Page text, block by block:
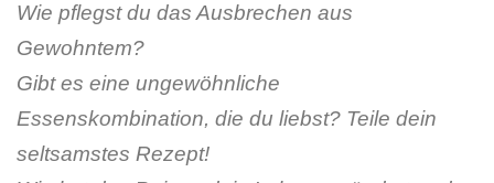
Wie pflegst du das Ausbrechen aus
Gewohntem?
Gibt es eine ungewöhnliche
Essenskombination, die du liebst? Teile dein
seltsamstes Rezept!